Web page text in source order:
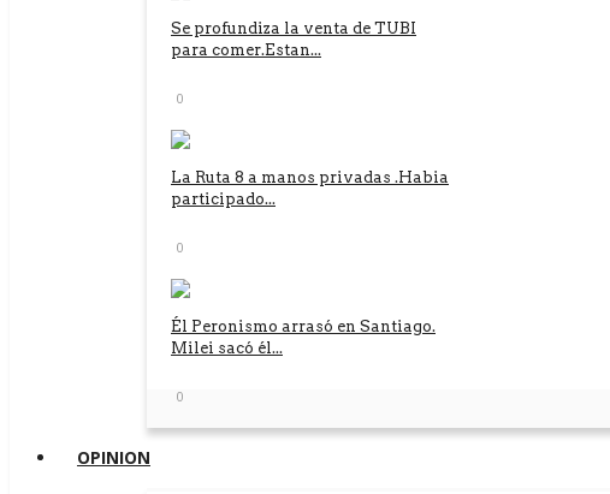
Se profundiza la venta de TUBI
para comer.Estan...
0
La Ruta 8 a manos privadas .Habia
participado...
0
Él Peronismo arrasó en Santiago.
Milei sacó él...
0
OPINION